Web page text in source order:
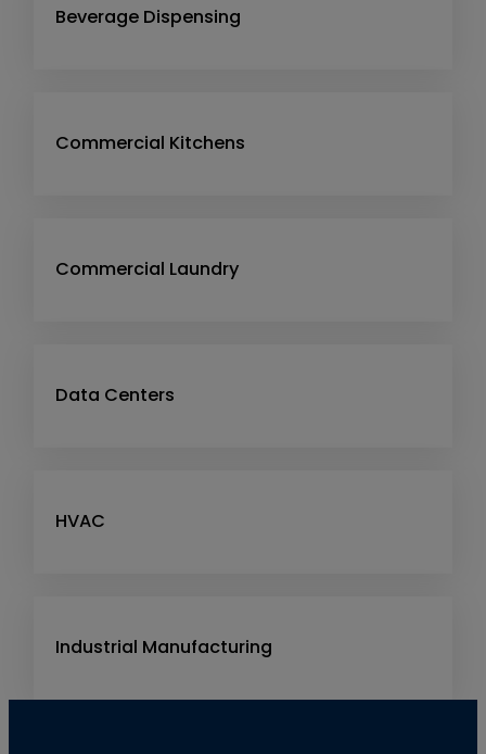
Beverage Dispensing
Commercial Kitchens
Commercial Laundry
Data Centers
HVAC
Industrial Manufacturing